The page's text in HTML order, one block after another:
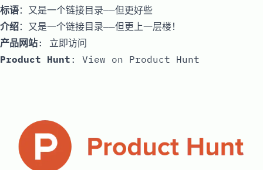
标语：又是一个链接目录——但更好些
介绍：又是一个链接目录——但更上一层楼！
产品网站: 立即访问
Product Hunt : View on Product Hunt